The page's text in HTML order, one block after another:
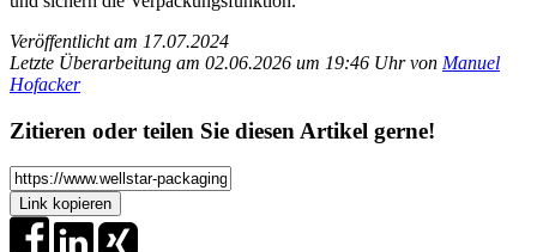
Veröffentlicht am 17.07.2024
Letzte Überarbeitung am 02.06.2026 um 19:46 Uhr von Manuel
Hofacker
Zitieren oder teilen Sie diesen Artikel gerne!
Link kopieren